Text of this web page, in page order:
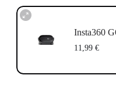
Insta360
11,99 €